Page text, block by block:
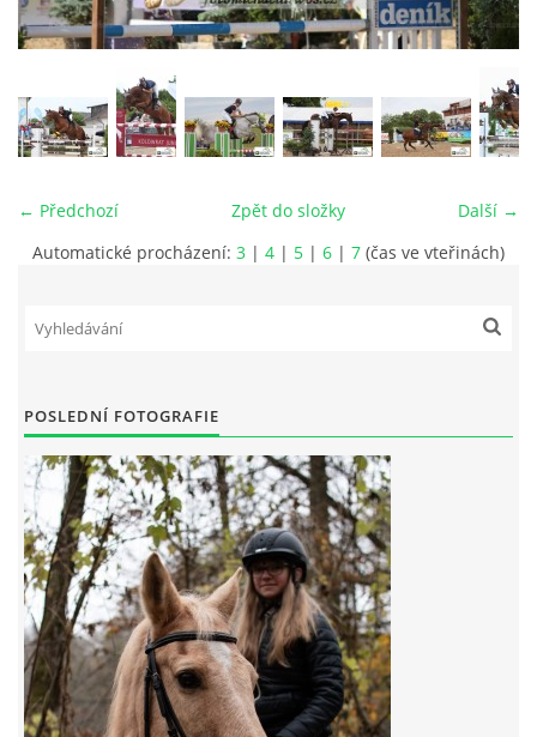
VIDEA
ODKAZY
CENÍK SLUŽEB
PŘISPĚVEK ČUS KARVINA -PODPORA SPORTU V
NÁHRADNÍ TERMÍN BRIGÁDY PRO TY KTEŘÍ SE
NEDOSTAVILI NA PODZIMNÍ BRIGÁDU
ČLENOVÉ RYCHVALDU 2023
7:4 (VELKÝ PÁTEK) KROUŽEK NEBUDE
JARNÍ BRIGÁDA 20.5.2023
← Předchozí Další →
Zpět do složky
Automatické procházení: 3 | 4 | 5 | 6 | 7 (čas ve vteřinách)
POSLEDNÍ FOTOGRAFIE